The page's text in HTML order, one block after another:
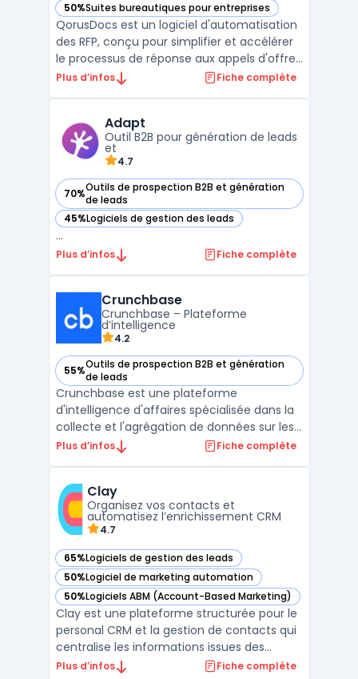
50%Suites bureautiques pour entreprises
— voir QorusDocs dans cette catégorie
QorusDocs est un logiciel d'automatisation
des RFP, conçu pour simplifier et accélérer
le processus de réponse aux appels d'offres
en centralisant les contenus, en améliorant
permet aux entreprises de créer des propos
...
Plus d’infos Fiche complète
Adapt
Outil B2B pour génération de leads
et
4.7
70%Outils de prospection B2B et génération
de leads
— voir Adapt dans cette catégorie
45%Logiciels de gestion des leads
— voir Adapt dans cette catégorie
...
Plus d’infos Fiche complète
Crunchbase
Crunchbase – Plateforme
d’intelligence
4.2
55%Outils de prospection B2B et génération
de leads
— voir Crunchbase dans cette catégorie
Crunchbase est une plateforme
d'intelligence d'affaires spécialisée dans la
collecte et l'agrégation de données sur les
entreprises, les startups, et les investisseurs.
des informations détaillées sur des millions
...
Plus d’infos Fiche complète
Clay
Organisez vos contacts et
automatisez l’enrichissement CRM
4.7
65%Logiciels de gestion des leads
— voir Clay dans cette catégorie
50%Logiciel de marketing automation
— voir Clay dans cette catégorie
50%Logiciels ABM (Account-Based Marketing)
— voir Clay dans cette catégorie
Clay est une plateforme structurée pour le
personal CRM et la gestion de contacts qui
centralise les informations issues des
emails, réseaux sociaux et agendas afin
Plus d’infos Fiche complète